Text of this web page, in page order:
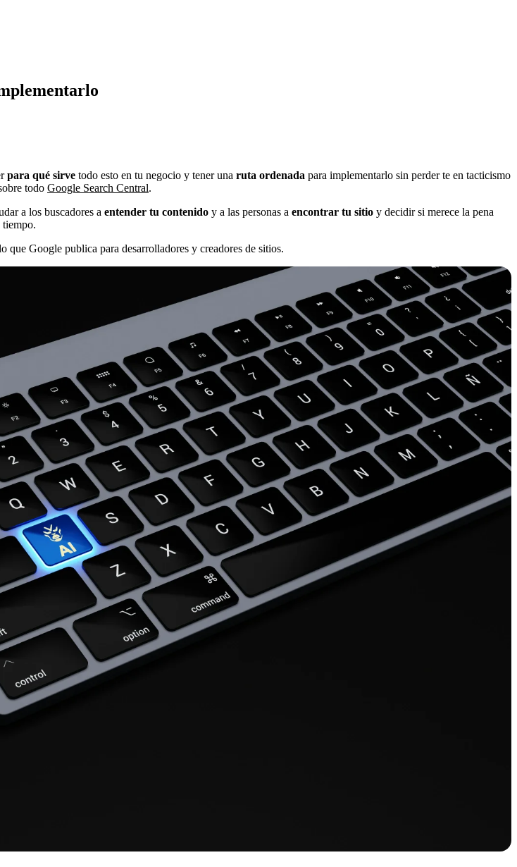
para qué sirve todo esto en tu negocio y tener una ruta ordenada para implementarlo sin perder te en tacticismo
todo Google Search Central.
a los buscadores a entender tu contenido y a las personas a encontrar tu sitio y decidir si merece la pena
tiempo.
que Google publica para desarrolladores y creadores de sitios.